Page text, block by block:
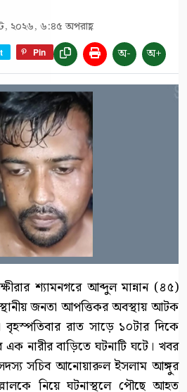
২০২৬, ৬:৪৫ অপরাহ্ণ
Pin অ- অ+
শ্যামনগরে আব্দুল মান্নান (৪৫)
জনতা আপত্তিকর অবস্থায় আটক
বৃহস্পতিবার রাত সাড়ে ১০টার দিকে
নারীর বাড়িতে ঘটনাটি ঘটে। খবর
সচিব আনোয়ারুল ইসলাম আঙ্গুর
নিয়ে ঘটনাস্থলে পৌছে আহত